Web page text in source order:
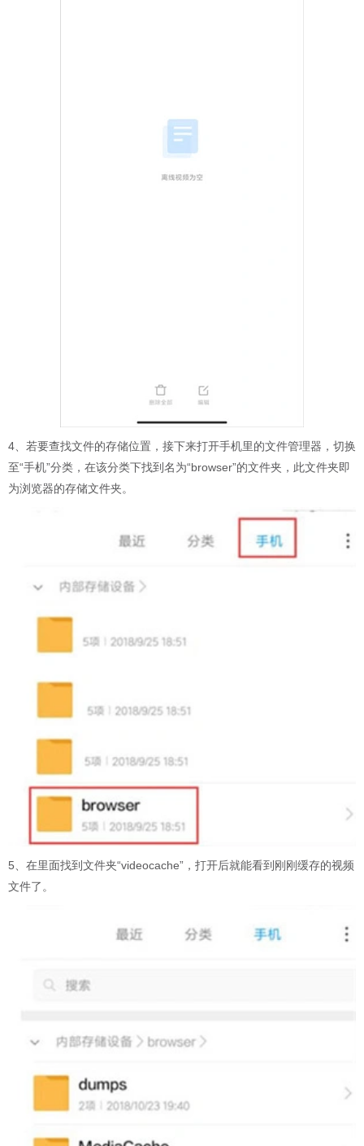
4、若要查找文件的存储位置，接下来打开手机里的文件管理器，切换
至“手机”分类，在该分类下找到名为“browser”的文件夹，此文件夹即
为浏览器的存储文件夹。
5、在里面找到文件夹“videocache”，打开后就能看到刚刚缓存的视频
文件了。